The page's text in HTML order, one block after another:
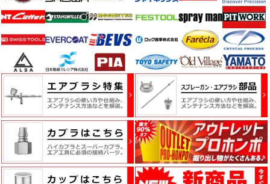
ム
電
動
具・
エ